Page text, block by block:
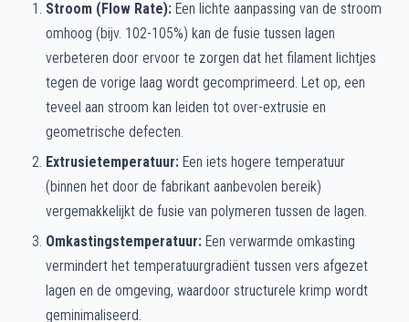
Stroom (Flow Rate):Een lichte aanpassing van de stroom
omhoog (bijv. 102-105%) kan de fusie tussen lagen
verbeteren door ervoor te zorgen dat het filament lichtjes
tegen de vorige laag wordt gecomprimeerd. Let op, een
teveel aan stroom kan leiden tot over-extrusie en
geometrische defecten.
Extrusietemperatuur:Een iets hogere temperatuur
(binnen het door de fabrikant aanbevolen bereik)
vergemakkelijkt de fusie van polymeren tussen de lagen.
Omkastingstemperatuur:Een verwarmde omkasting
vermindert het temperatuurgradiënt tussen vers afgezet
lagen en de omgeving, waardoor structurele krimp wordt
geminimaliseerd.